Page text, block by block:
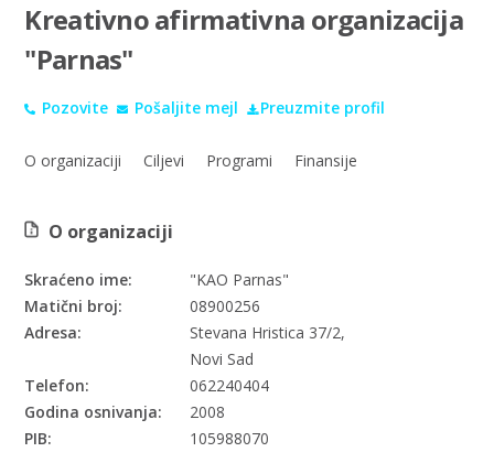
Kreativno afirmativna organizacija
"Parnas"
O organizaciji Ciljevi Programi Finansije
Pozovite Pošaljite mejl Preuzmite profil
O organizaciji
Skraćeno ime:
"KAO Parnas"
Matični broj:
08900256
Adresa:
Stevana Hristica 37/2,
Novi Sad
Telefon:
062240404
Godina osnivanja:
2008
PIB:
105988070